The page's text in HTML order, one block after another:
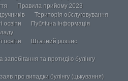
Правила прийому 2023
Територія обслуговування
освіти
Публічна інформація
освіти
Штатний розпис
та протидію булінгу
про випадки булінгу (цькування)